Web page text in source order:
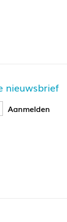
nieuwsbrief